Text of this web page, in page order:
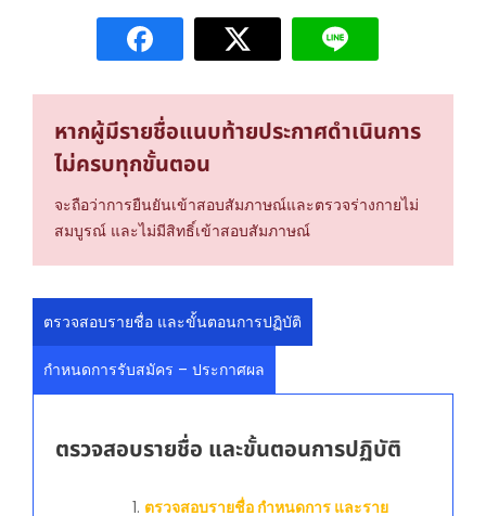
หากผู้มีรายชื่อแนบท้ายประกาศดำเนินการ
ไม่ครบทุกขั้นตอน
จะถือว่าการยืนยันเข้าสอบสัมภาษณ์และตรวจร่างกายไม่
สมบูรณ์ และไม่มีสิทธิ์เข้าสอบสัมภาษณ์
ตรวจสอบรายชื่อ และขั้นตอนการปฏิบัติ
กำหนดการรับสมัคร – ประกาศผล
ตรวจสอบรายชื่อ และขั้นตอนการปฏิบัติ
ตรวจสอบรายชื่อ กำหนดการ และราย